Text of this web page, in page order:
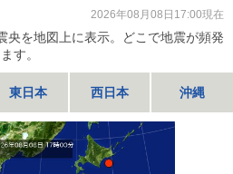
2026年08月08日17:00現在
央を地図上に表示。どこで地震が頻発
す。
東日本 西日本 沖縄